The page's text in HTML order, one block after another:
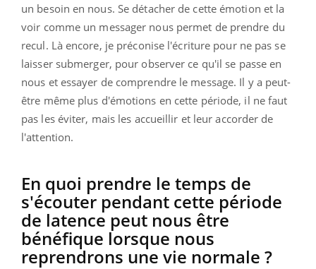
un besoin en nous. Se détacher de cette émotion et la
voir comme un messager nous permet de prendre du
recul. Là encore, je préconise l'écriture pour ne pas se
laisser submerger, pour observer ce qu'il se passe en
nous et essayer de comprendre le message. Il y a peut-
être même plus d'émotions en cette période, il ne faut
pas les éviter, mais les accueillir et leur accorder de
l'attention.
En quoi prendre le temps de
s'écouter pendant cette période
de latence peut nous être
bénéfique lorsque nous
reprendrons une vie normale ?